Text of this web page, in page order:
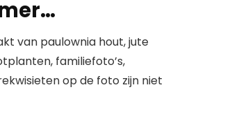
van paulownia hout, jute
familiefoto’s,
op de foto zijn niet